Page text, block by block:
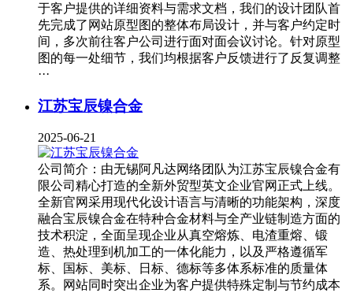
于客户提供的详细资料与需求文档，我们的设计团队首
先完成了网站原型图的整体布局设计，并与客户约定时
间，多次前往客户公司进行面对面会议讨论。针对原型
图的每一处细节，我们均根据客户反馈进行了反复调整
···
江苏宝辰镍合金
2025-06-21
公司简介：由无锡阿凡达网络团队为江苏宝辰镍合金有
限公司精心打造的全新外贸型英文企业官网正式上线。
全新官网采用现代化设计语言与清晰的功能架构，深度
融合宝辰镍合金在特种合金材料与全产业链制造方面的
技术积淀，全面呈现企业从真空熔炼、电渣重熔、锻
造、热处理到机加工的一体化能力，以及严格遵循军
标、国标、美标、日标、德标等多体系标准的质量体
系。网站同时突出企业为客户提供特殊定制与节约成本